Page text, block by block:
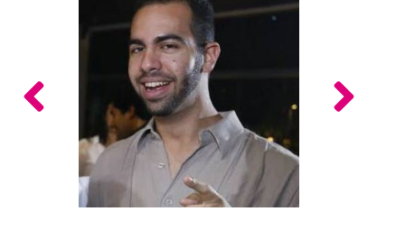
הכנה
לצה"ל